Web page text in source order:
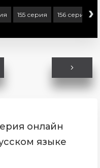
155 серия 156 серия ›
онлайн
языке